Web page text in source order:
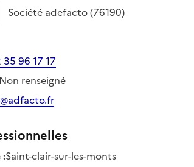
Société adefacto(76190)
35 96 17 17
Non renseigné
:Saint-clair-sur-les-monts